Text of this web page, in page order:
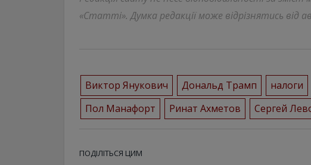
«Статті». Думка редакції може відрізнятись від
Виктор Янукович Дональд Трамп налоги
Пол Манафорт
Ринат Ахметов Сергей
ПОДІЛІТЬСЯ ЦИМ